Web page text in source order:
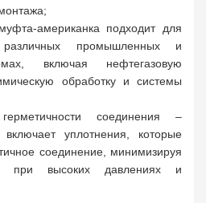
американка подходит для
промышленных и
включая нефтегазовую
обработку и системы
соединения –
уплотнения, которые
соединение, минимизируя
при высоких давлениях и